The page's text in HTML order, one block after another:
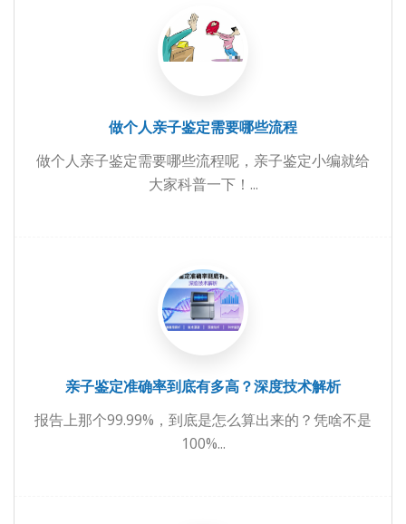
做个人亲子鉴定需要哪些流程
做个人亲子鉴定需要哪些流程呢，亲子鉴定小编就给
大家科普一下！...
亲子鉴定准确率到底有多高？深度技术解析
报告上那个99.99%，到底是怎么算出来的？凭啥不是
100%...